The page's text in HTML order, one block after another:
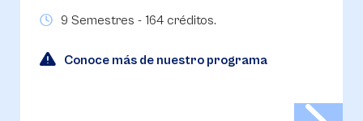
9 Semestres - 164 créditos.
Conoce más de nuestro programa